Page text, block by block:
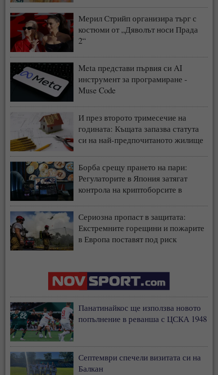
Мерил Стрийп организира търг с
костюми от „Дяволът носи Прада
2“
Meta представи първия си AI
инструмент за програмиране -
Muse Code
И през второто тримесечие на
годината: Къщата запазва статута
си на най-предпочитаното жилище
Борба срещу прането на пари:
Регулаторите в Япония затягат
контрола на криптоборсите в
Сериозна пропаст в защитата:
Екстремните горещини и пожарите
в Европа поставят под риск
Панатинайкос ще използва новото
попълнение в реванша с ЦСКА 1948
Септември спечели визитата си на
Балкан